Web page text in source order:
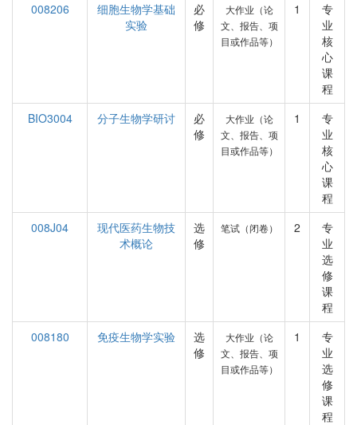
008206
细胞生物学基础
实验
必
修
大作业（论
文、报告、项
目或作品等）
1
专
业
核
心
课
程
BIO3004
分子生物学研讨
必
修
大作业（论
文、报告、项
目或作品等）
1
专
业
核
心
课
程
008J04
现代医药生物技
术概论
选
修
笔试（闭卷） 2
专
业
选
修
课
程
008180
免疫生物学实验
选
修
大作业（论
文、报告、项
目或作品等）
1
专
业
选
修
课
程